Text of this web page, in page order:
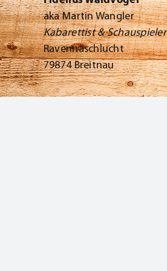
aka Martin Wangler
Kabarettist & Schauspieler
Ravennaschlucht
79874 Breitnau